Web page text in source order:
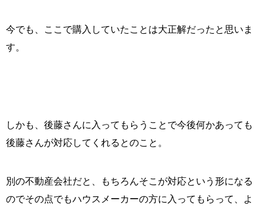
今でも、ここで購入していたことは大正解だったと思いま
す。
しかも、後藤さんに入ってもらうことで今後何かあっても
後藤さんが対応してくれるとのこと。
別の不動産会社だと、もちろんそこが対応という形になる
のでその点でもハウスメーカーの方に入ってもらって、よ